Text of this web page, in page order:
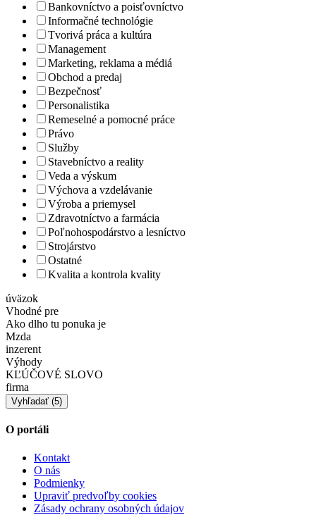
Bankovníctvo a poisťovníctvo
Informačné technológie
Tvorivá práca a kultúra
Management
Marketing, reklama a médiá
Obchod a predaj
Bezpečnosť
Personalistika
Remeselné a pomocné práce
Právo
Služby
Stavebníctvo a reality
Veda a výskum
Výchova a vzdelávanie
Výroba a priemysel
Zdravotníctvo a farmácia
Poľnohospodárstvo a lesníctvo
Strojárstvo
Ostatné
Kvalita a kontrola kvality
úväzok
Vhodné pre
Ako dlho tu ponuka je
Mzda
inzerent
Výhody
KĽÚČOVÉ SLOVO
firma
O portáli
Kontakt
O nás
Podmienky
Upraviť predvoľby cookies
Zásady ochrany osobných údajov